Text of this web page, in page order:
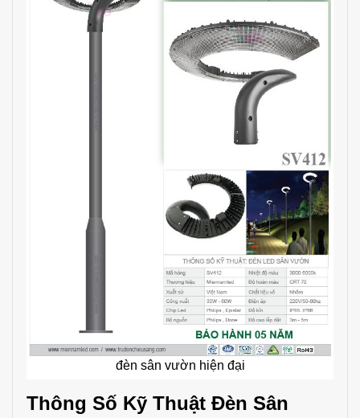
đèn sân vườn hiện đại
Thông Số Kỹ Thuật Đèn Sân